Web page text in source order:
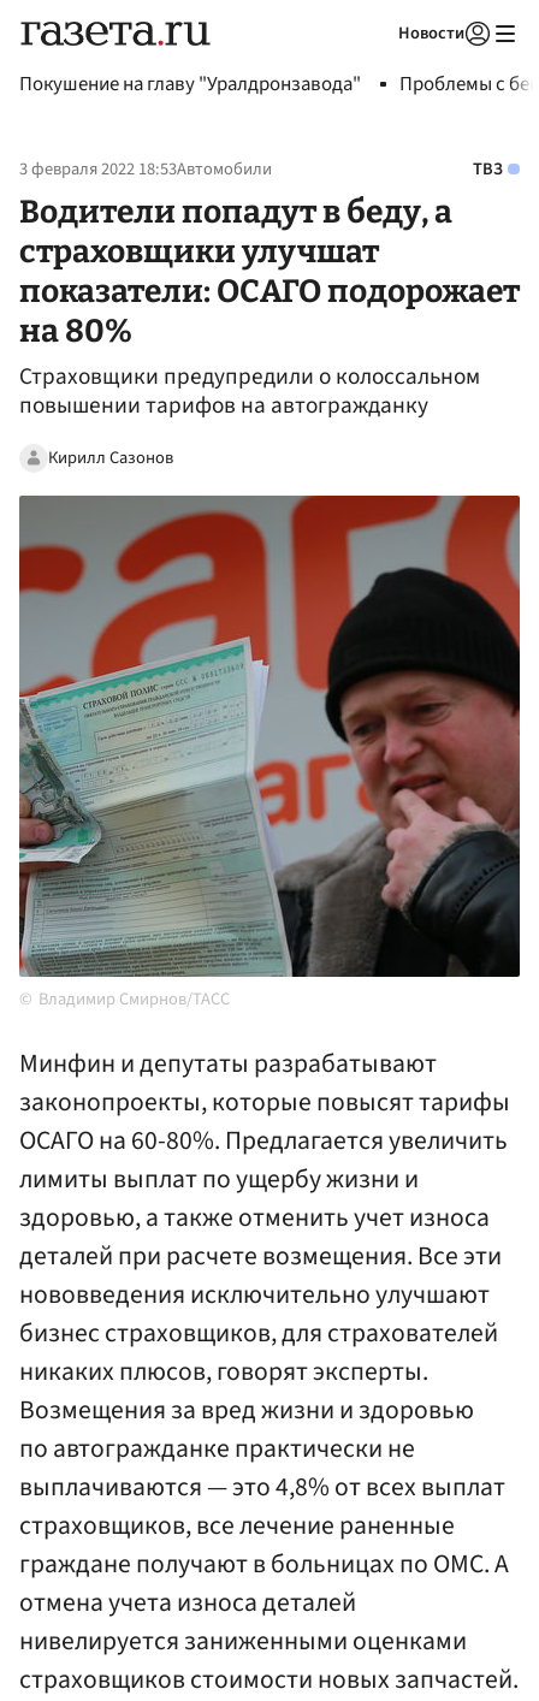
Новости
Покушение на главу "Уралдронзавода" Проблемы с
3 февраля 2022 18:53Автомобили ТВЗ
Водители попадут в беду, а
страховщики улучшат
показатели: ОСАГО подорожает
на 80%
Страховщики предупредили о колоссальном
повышении тарифов на автогражданку
Кирилл Сазонов
Владимир Смирнов/ТАСС
Минфин и депутаты разрабатывают
законопроекты, которые повысят тарифы
ОСАГО на 60-80%. Предлагается увеличить
лимиты выплат по ущербу жизни и
здоровью, а также отменить учет износа
деталей при расчете возмещения. Все эти
нововведения исключительно улучшают
бизнес страховщиков, для страхователей
никаких плюсов, говорят эксперты.
Возмещения за вред жизни и здоровью
по автогражданке практически не
выплачиваются — это 4,8% от всех выплат
страховщиков, все лечение раненные
граждане получают в больницах по ОМС. А
отмена учета износа деталей
нивелируется заниженными оценками
страховщиков стоимости новых запчастей.